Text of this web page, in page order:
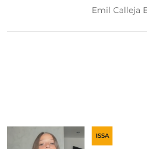
Emil Calleja
ISSA